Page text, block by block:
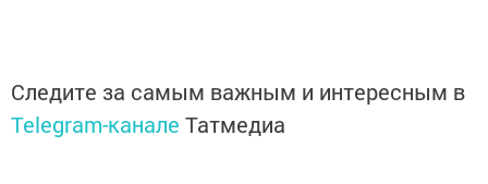
Следите за самым важным и интересным в
Telegram-канале Татмедиа